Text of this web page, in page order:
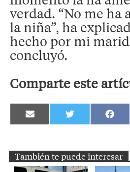
verdad. “No me ha
la niña”, ha
hecho por mi
concluyó.
Comparte este
Compartir
en
Compartir
en en
También te puede interesar